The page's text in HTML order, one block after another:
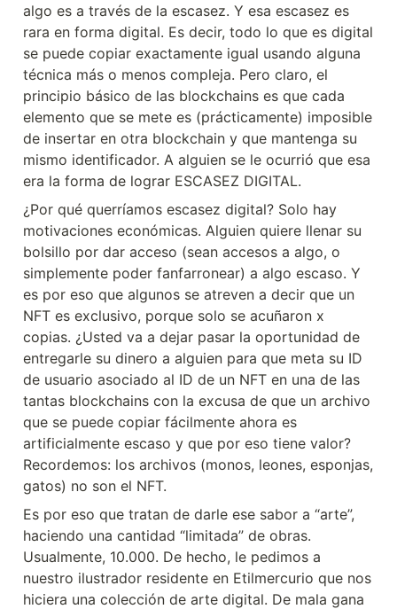
algo es a través de la escasez. Y esa escasez es
rara en forma digital. Es decir, todo lo que es digital
se puede copiar exactamente igual usando alguna
técnica más o menos compleja. Pero claro, el
principio básico de las blockchains es que cada
elemento que se mete es (prácticamente) imposible
de insertar en otra blockchain y que mantenga su
mismo identificador. A alguien se le ocurrió que esa
era la forma de lograr ESCASEZ DIGITAL.
¿Por qué querríamos escasez digital? Solo hay
motivaciones económicas. Alguien quiere llenar su
bolsillo por dar acceso (sean accesos a algo, o
simplemente poder fanfarronear) a algo escaso. Y
es por eso que algunos se atreven a decir que un
NFT es exclusivo, porque solo se acuñaron x
copias. ¿Usted va a dejar pasar la oportunidad de
entregarle su dinero a alguien para que meta su ID
de usuario asociado al ID de un NFT en una de las
tantas blockchains con la excusa de que un archivo
que se puede copiar fácilmente ahora es
artificialmente escaso y que por eso tiene valor?
Recordemos: los archivos (monos, leones, esponjas,
gatos) no son el NFT.
Es por eso que tratan de darle ese sabor a “arte”,
haciendo una cantidad “limitada” de obras.
Usualmente, 10.000. De hecho, le pedimos a
nuestro ilustrador residente en Etilmercurio que nos
hiciera una colección de arte digital. De mala gana